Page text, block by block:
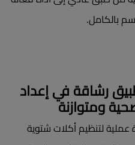
بالكامل.
رشاقة في إعداد
ومتوازنة
لتنظيم أكلات شتوية